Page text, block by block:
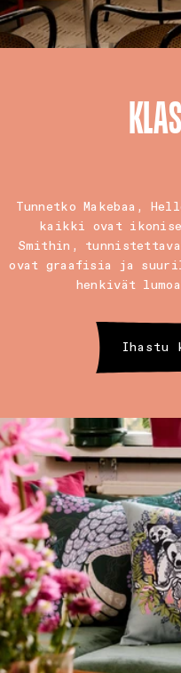
Tunnetko Makebaa,
kaikki ovat
Smithin,
ovat graafisia ja
henkivät
Ihastu